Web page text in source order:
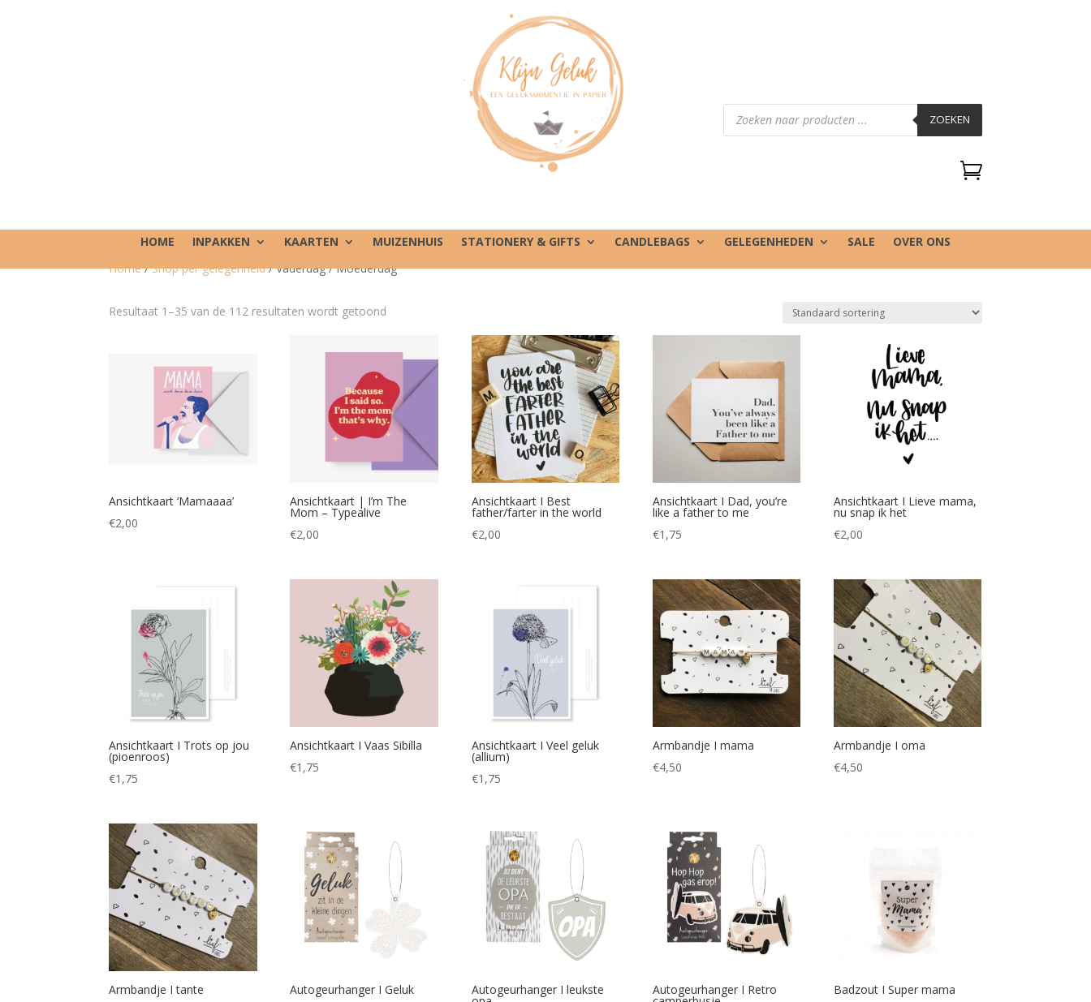
Producten
zoeken ZOEKEN

HOME INPAKKEN KAARTEN MUIZENHUIS STATIONERY & GIFTS CANDLEBAGS GELEGENHEDEN SALE
OVER ONS
Home/Shop per gelegenheid/ Vaderdag / Moederdag
Resultaat 1–35 van de 112 resultaten wordt getoond
Ansichtkaart ‘Mamaaaa’
€2,00
Ansichtkaart | I’m The
Mom – Typealive
€2,00
Ansichtkaart I Best
father/farter in the world
€2,00
Ansichtkaart I Dad, you’re
like a father to me
€1,75
Ansichtkaart I Lieve mama,
nu snap ik het
€2,00
Ansichtkaart I Trots op jou
(pioenroos)
€1,75
Ansichtkaart I Vaas Sibilla
€1,75
Ansichtkaart I Veel geluk
(allium)
€1,75
Armbandje I mama
€4,50
Armbandje I oma
€4,50
Armbandje I tante
Autogeurhanger I Geluk
Autogeurhanger I leukste Autogeurhanger I Retro
Badzout I Super mama